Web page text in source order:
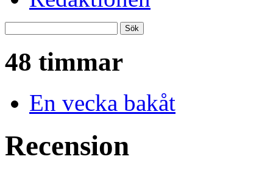
48 timmar
En vecka bakåt
Recension